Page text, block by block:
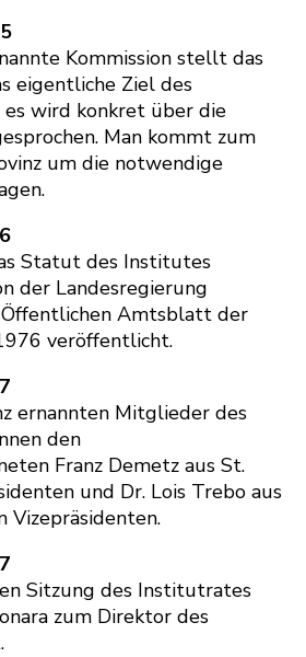
Kommission stellt das
eigentliche Ziel des
wird konkret über die
Man kommt zum
um die notwendige
Statut des Institutes
der Landesregierung
Amtsblatt der
veröffentlicht.
ernannten Mitglieder des
den
Franz Demetz aus St.
und Dr. Lois Trebo aus
Vizepräsidenten.
Sitzung des Institutrates
zum Direktor des